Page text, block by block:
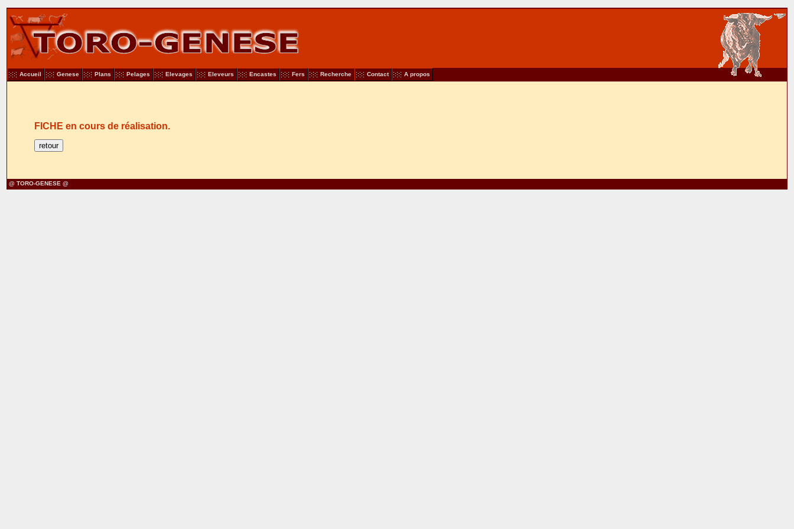
Accueil Genese Plans Pelages Elevages Eleveurs Encastes Fers Recherche Contact A propos
FICHE en cours de réalisation.
@ TORO-GENESE @